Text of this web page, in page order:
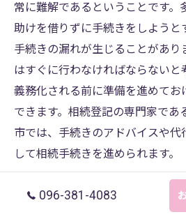
常に難解であるということです。
助けを借りずに手続きをしようと
手続きの漏れが生じることがあり
はすぐに行わなければならないと
義務化される前に準備を進めてお
できます。相続登記の専門家であ
市では、手続きのアドバイスや代
して相続手続きを進められます。
相続登記の費用に関する一般的
096-381-4083